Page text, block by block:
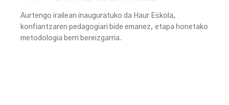
Aurtengo irailean inauguratuko da Haur Eskola,
konfiantzaren pedagogiari bide emanez, etapa honetako
metodologia berri bereizgarria.